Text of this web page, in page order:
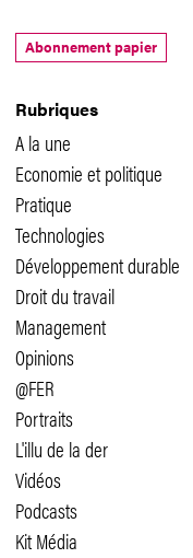
Rubriques
A la une
Economie et politique
Pratique
Technologies
Développement durable
Droit du travail
Management
Opinions
@FER
Portraits
L'illu de la der
Vidéos
Podcasts
Kit Média
Abonnement papier